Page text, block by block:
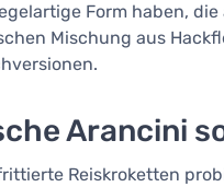
Form haben,
Mischung aus
Arancini
Reiskroketten